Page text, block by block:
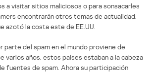
a visitar sitios maliciosos o para sonsacarles
encontrarán otros temas de actualidad,
azotó la costa este de EE.UU.
parte del spam en el mundo proviene de
varios años, estos países estaban a la cabeza
fuentes de spam. Ahora su participación